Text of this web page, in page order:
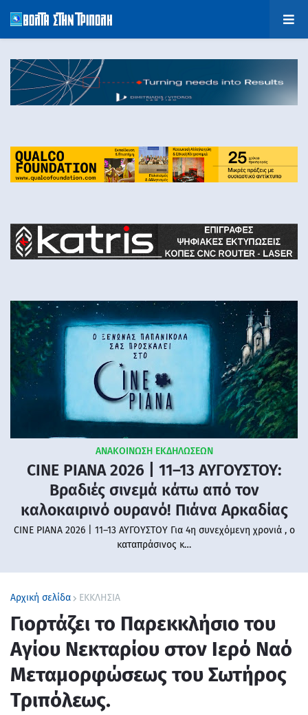
ΑΝΑΚΟΙΝΩΣΗ ΕΚΔΗΛΩΣΕΩΝ
CINE PIANA 2026 | 11–13 ΑΥΓΟΥΣΤΟΥ:
Βραδιές σινεμά κάτω από τον
καλοκαιρινό ουρανό! Πιάνα Αρκαδίας
CINE PIANA 2026 | 11–13 ΑΥΓΟΥΣΤΟΥ Για 4η συνεχόμενη χρονιά , ο
καταπράσινος κ…
Αρχική σελίδα ΕΚΚΛΗΣΙΑ
Γιορτάζει το Παρεκκλήσιο του
Αγίου Νεκταρίου στον Ιερό Ναό
Μεταμορφώσεως του Σωτήρος
Τριπόλεως.